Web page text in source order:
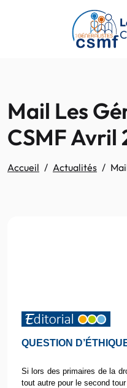
Passer au contenu principal
Mail Les
CSMF Avril
Accueil Actualités
QUESTION
Si lors des primaires de la
tout autre pour le second